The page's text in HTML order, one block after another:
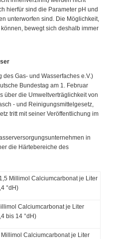
hierfür sind die Parameter pH und
unterworfen sind. Die Möglichkeit,
bewegt sich deshalb immer
des Gas- und Wasserfaches e.V.)
Bundestag am 1. Februar
über die Umweltverträglichkeit von
- und Reinigungsmittelgesetz,
tritt mit seiner Veröffentlichung im
in
die Härtebereiche des
Millimol Calciumcarbonat je Liter
°dH)
Calciumcarbonat je Liter
bis 14 °dH)
Calciumcarbonat je Liter